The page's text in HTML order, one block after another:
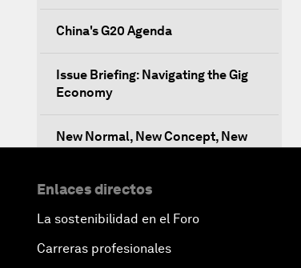
China's G20 Agenda
Issue Briefing: Navigating the Gig
Economy
New Normal, New Concept, New
What If: We Become Superhuman?
Human vs Machine: The
Significance of AlphaGo
Enlaces directos
La sostenibilidad en el Foro
Carreras profesionales